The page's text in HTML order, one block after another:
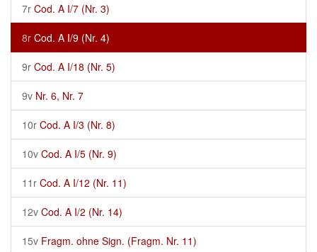
7r Cod. A I/7 (Nr. 3)
8r Cod. A I/9 (Nr. 4)
9r Cod. A I/18 (Nr. 5)
9v Nr. 6, Nr. 7
10r Cod. A I/3 (Nr. 8)
10v Cod. A I/5 (Nr. 9)
11r Cod. A I/12 (Nr. 11)
12v Cod. A I/2 (Nr. 14)
15v Fragm. ohne Sign. (Fragm. Nr. 11)